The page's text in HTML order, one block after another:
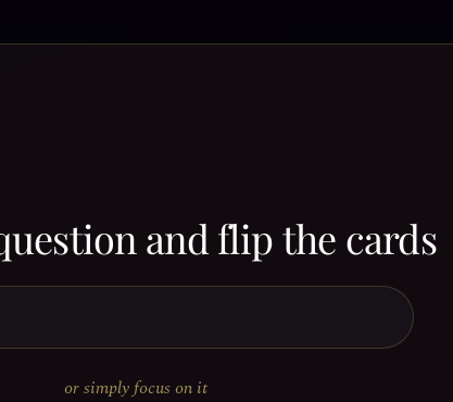
and flip the cards
or simply focus on it